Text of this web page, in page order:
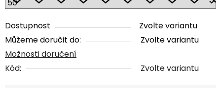
Dostupnost
Zvolte variantu
Můžeme doručit do:
Zvolte variantu
Možnosti doručení
Kód:
Zvolte variantu